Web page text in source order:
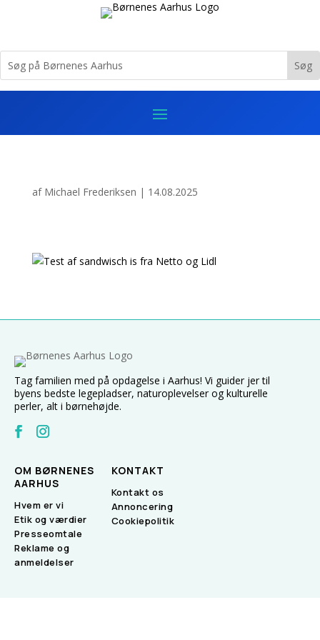
af Michael Frederiksen | 14.08.2025
Tag familien med på opdagelse i Aarhus! Vi guider jer til
byens bedste legepladser, naturoplevelser og kulturelle
perler, alt i børnehøjde.
OM BØRNENES
AARHUS
Hvem er vi
Etik og værdier
Presseomtale
Reklame og
anmeldelser
KONTAKT
Kontakt os
Annoncering
Cookiepolitik